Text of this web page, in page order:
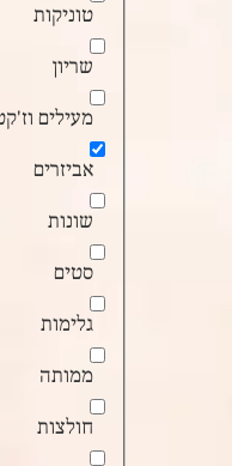
טוניקות
שריון
מעילים
אביזרים
שונות
סטים
גלימות
ממותה
חולצות